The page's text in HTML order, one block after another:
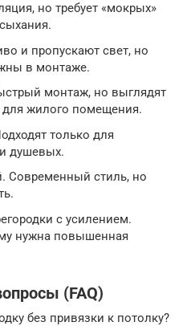
но требует «мокрых»
и пропускают свет, но
в монтаже.
монтаж, но выглядят
жилого помещения.
только для
душевых.
Современный стиль, но
с усилением.
нужна повышенная
(FAQ)
без привязки к потолку?